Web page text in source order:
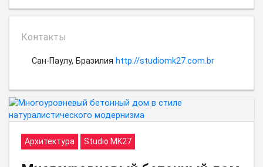
Контакты
Сан-Паулу, Бразилия http://studiomk27.com.br
Архитектура Studio MK27